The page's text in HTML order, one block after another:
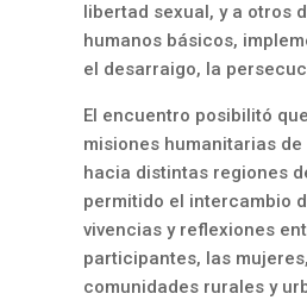
libertad sexual, y a otros
humanos básicos,
el desarraigo, la
El encuentro posibilitó
misiones humanitarias
hacia distintas regiones
permitido el intercambio
vivencias y reflexiones
participantes, las
comunidades rurales y